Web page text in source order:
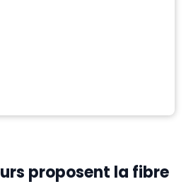
proposent la fibre